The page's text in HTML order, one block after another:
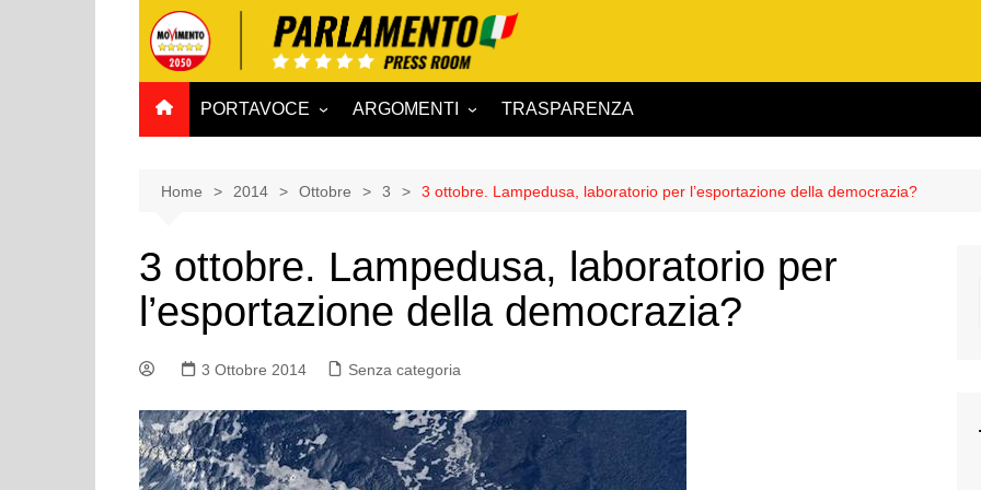
PORTAVOCE
SENATO
ARGOMENTI
Affari esteri
Agricoltura e agroalimentare
Ambiente e Territorio
Attività produttive
Bilancio
Comunicazioni e Vigilanza
Rai
TRASPARENZA
Home 2014 Ottobre 3 3 ottobre. Lampedusa, laboratorio per l’esportazione della democrazia?
3 ottobre. Lampedusa, laboratorio per
l’esportazione della democrazia?
3 Ottobre 2014 Senza categoria